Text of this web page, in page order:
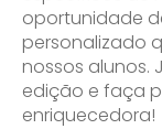
oportunidade
personalizado
nossos alunos.
edição e faça
enriquecedora!